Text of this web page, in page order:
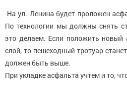
-На ул. Ленина будет проложен
По технологии мы должны снять
это делаем. Если положить
слой, то пешеходный тротуар
должен быть выше.
При укладке асфальта учтем и то,